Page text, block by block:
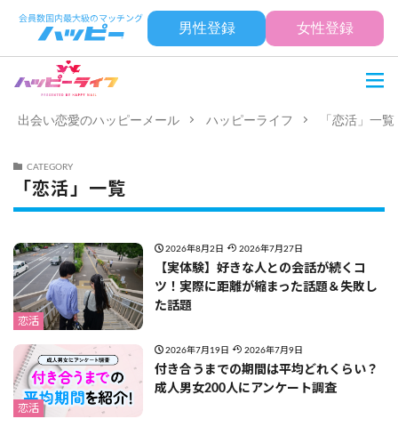
男性登録 女性登録
出会い恋愛のハッピーメール ハッピーライフ 「恋活」一覧
CATEGORY
「恋活」一覧
恋活
2026年8月2日 2026年7月27日
【実体験】好きな人との会話が続くコ
ツ！実際に距離が縮まった話題＆失敗し
た話題
恋活
2026年7月19日 2026年7月9日
付き合うまでの期間は平均どれくらい？
成人男女200人にアンケート調査